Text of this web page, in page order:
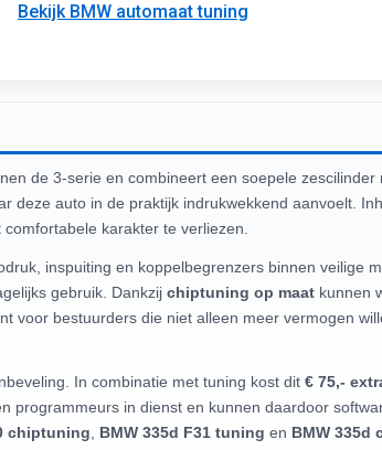
Bekijk BMW automaat tuning
de 3-serie en combineert een soepele
deze auto in de praktijk indrukwekkend aanvoelt.
karakter te verliezen.
gebruik. Dankzij chiptuning op maat kunnen
voor bestuurders die niet alleen meer vermogen
In combinatie met tuning kost dit € 75,-
programmeurs in dienst en kunnen daardoor
chiptuning BMW 335d F31 tuning en BMW 335d